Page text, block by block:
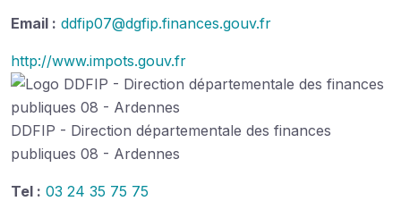
Email : ddfip07@dgfip.finances.gouv.fr
http://www.impots.gouv.fr
DDFIP - Direction départementale des finances
publiques 08 - Ardennes
Tel : 03 24 35 75 75